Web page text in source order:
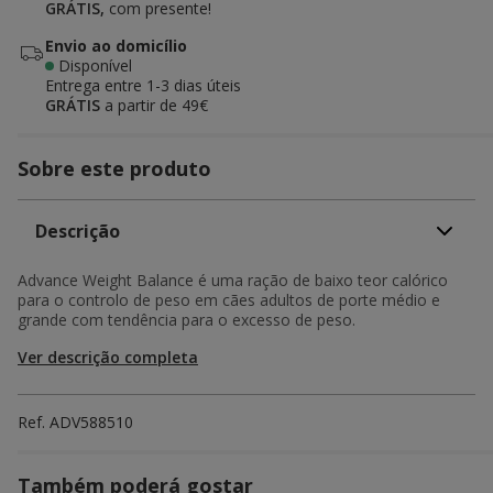
GRÁTIS, com presente!
Envio ao domicílio
Disponível
Entrega entre 1-3 dias úteis
GRÁTIS a partir de 49€
Sobre este produto
Descrição
Advance Weight Balance é uma ração de baixo teor calórico
para o controlo de peso em cães adultos de porte médio e
grande com tendência para o excesso de peso.
Ver descrição completa
Ref. ADV588510
Também poderá gostar